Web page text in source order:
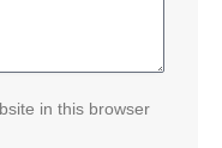
in this browser